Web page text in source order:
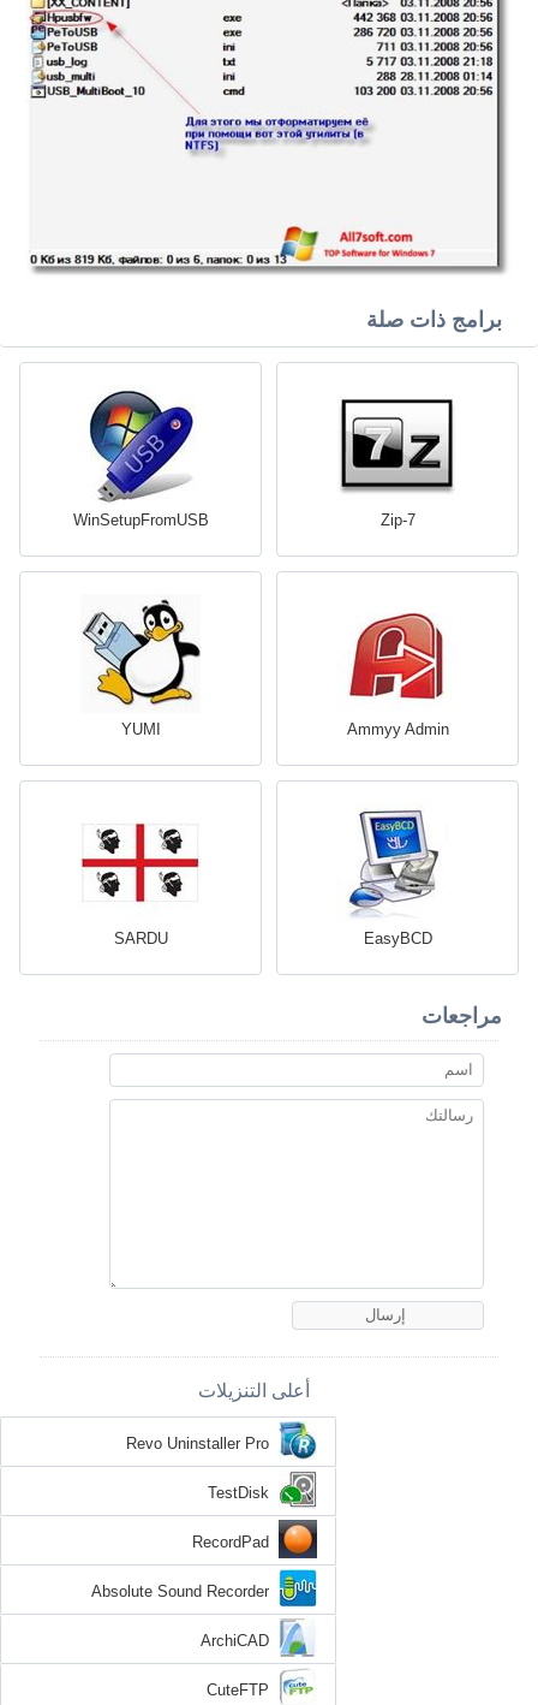
برامج ذات صلة
WinSetupFromUSB
Ammyy Admin
YUMI
EasyBCD
SARDU
مراجعات
أعلى التنزيلات
Revo Uninstaller Pro
TestDisk
RecordPad
Absolute Sound Recorder
ArchiCAD
CuteFTP